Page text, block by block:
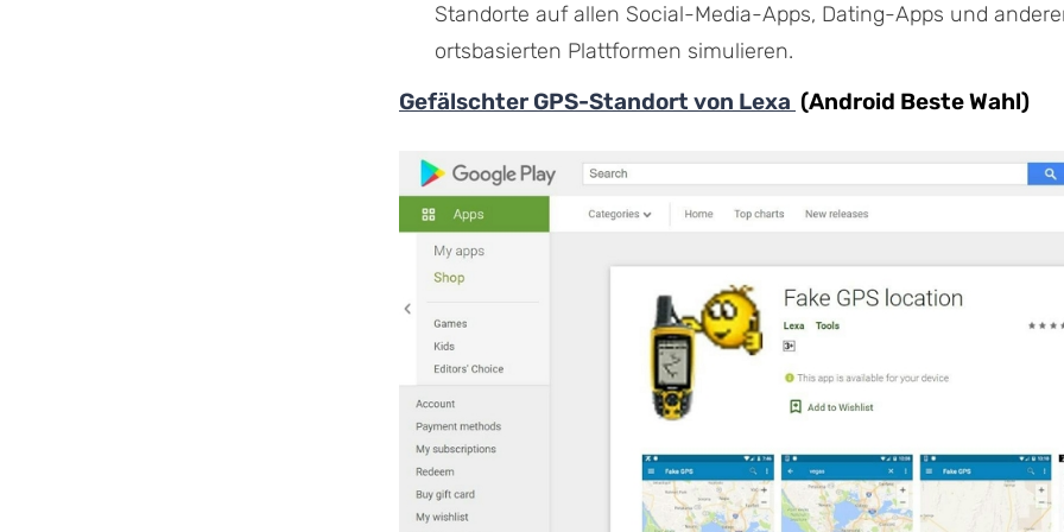
Standorte auf allen Social-Media-Apps, Dating-Apps und
ortsbasierten Plattformen simulieren.
Gefälschter GPS-Standort von Lexa (Android Beste Wahl)